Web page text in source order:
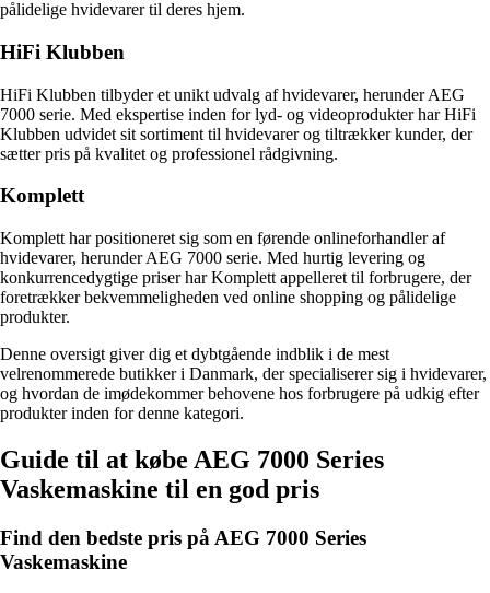
pålidelige hvidevarer til deres hjem.
HiFi Klubben
HiFi Klubben tilbyder et unikt udvalg af hvidevarer, herunder AEG
7000 serie. Med ekspertise inden for lyd- og videoprodukter har HiFi
Klubben udvidet sit sortiment til hvidevarer og tiltrækker kunder, der
sætter pris på kvalitet og professionel rådgivning.
Komplett
Komplett har positioneret sig som en førende onlineforhandler af
hvidevarer, herunder AEG 7000 serie. Med hurtig levering og
konkurrencedygtige priser har Komplett appelleret til forbrugere, der
foretrækker bekvemmeligheden ved online shopping og pålidelige
produkter.
Denne oversigt giver dig et dybtgående indblik i de mest
velrenommerede butikker i Danmark, der specialiserer sig i hvidevarer,
og hvordan de imødekommer behovene hos forbrugere på udkig efter
produkter inden for denne kategori.
Guide til at købe AEG 7000 Series
Vaskemaskine til en god pris
Find den bedste pris på AEG 7000 Series
Vaskemaskine